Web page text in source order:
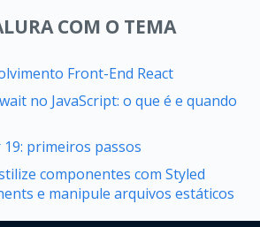
COM O TEMA
Front-End React
no JavaScript: o que é e quando
primeiros passos
componentes com Styled
e manipule arquivos estáticos